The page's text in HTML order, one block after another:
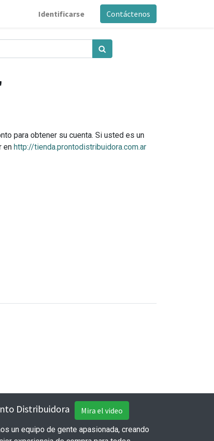
Identificarse Contáctenos
para obtener su cuenta. Si usted es un
en http://tienda.prontodistribuidora.com.ar
Distribuidora Mira el video
un equipo de gente apasionada, creando